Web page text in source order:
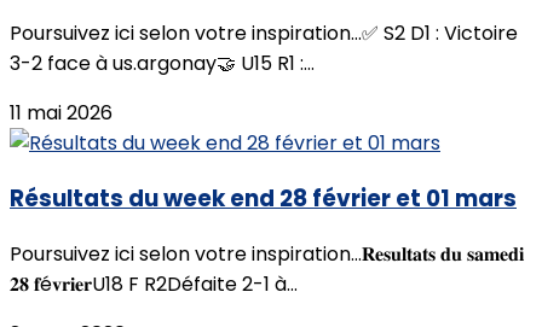
Poursuivez ici selon votre inspiration...✅ S2 D1 : Victoire
3-2 face à us.argonay🤝 U15 R1 :...
11 mai 2026
Résultats du week end 28 février et 01 mars
Poursuivez ici selon votre inspiration...𝐑𝐞𝐬𝐮𝐥𝐭𝐚𝐭𝐬 𝐝𝐮 𝐬𝐚𝐦𝐞𝐝𝐢
𝟐𝟖 𝐟é𝐯𝐫𝐢𝐞𝐫U18 F R2Défaite 2-1 à...